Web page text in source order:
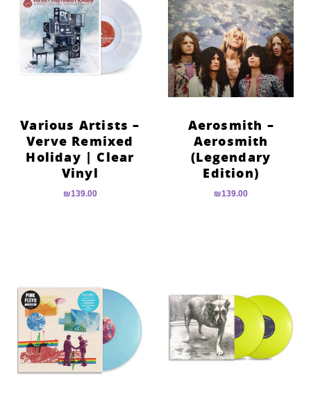
Aerosmith –
Aerosmith
(Legendary
Edition)
₪139.00
Various Artists –
Verve Remixed
Holiday | Clear
Vinyl
₪139.00